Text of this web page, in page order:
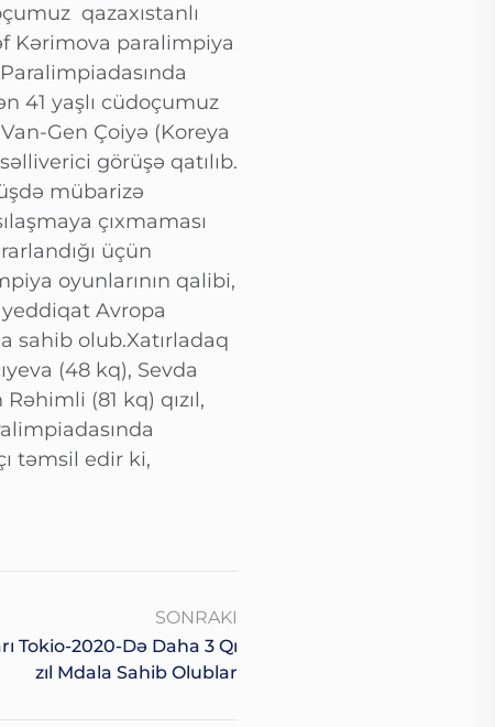
qazaxıstanlı
Kərimova paralimpiya
41 yaşlı cüdoçumuz
Gen Çoiyə (Koreya
görüşə qatılıb.
mübarizə
çıxmaması
üçün
oyunlarının qalibi,
Avropa
sahib olub.Xatırladaq
(48 kq), Sevda
(81 kq) qızıl,
təmsil edir ki,
SONRAKI
Tokio-2020-Də Daha 3 Qı
Zıl Mdala Sahib Olublar